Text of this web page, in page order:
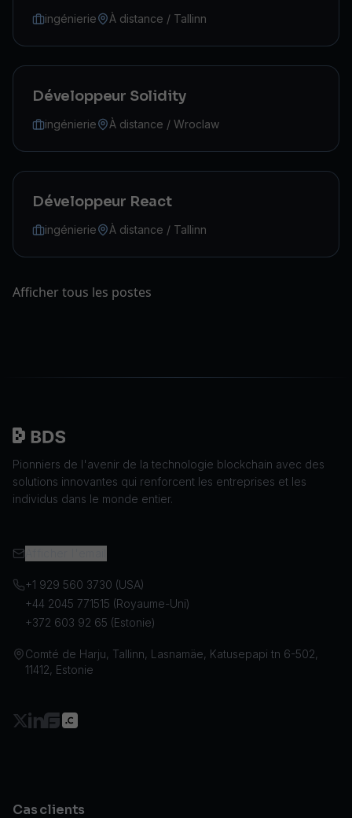
ingénierie À distance / Tallinn
Développeur Solidity
ingénierie À distance / Wroclaw
Développeur React
ingénierie À distance / Tallinn
Afficher tous les postes
Pionniers de l'avenir de la technologie blockchain avec des
solutions innovantes qui renforcent les entreprises et les
individus dans le monde entier.
+1 929 560 3730 (USA)
+44 2045 771515 (Royaume-Uni)
+372 603 92 65 (Estonie)
Comté de Harju, Tallinn, Lasnamäe, Katusepapi tn 6-502,
11412, Estonie
Cas clients